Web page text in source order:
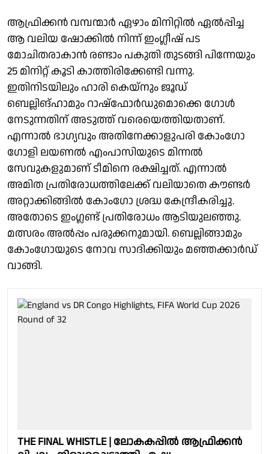
ആഫ്രിക്കൻ വമ്പന്മാർ ഏഴാം മിനിറ്റിൽ ഏൽപ്പിച്ച
ആ വലിയ ഷോക്കിൽ നിന്ന് ഇംഗ്ലീഷ് പട
മോചിതരാകാൻ രണ്ടാം പകുതി തുടങ്ങി പിന്നേയും
25 മിനിറ്റ് കൂടി കാത്തിരിക്കേണ്ടി വന്നു.
ഇതിനിടയിലും ഹാരി കെയ്നും ജൂഡ്
ബെല്ലിങ്ഹാമും റാഷ്ഫോർഡുമൊക്കെ ഗോൾ
നേടുന്നതിന് അടുത്ത് വരെയെത്തിയതാണ്.
എന്നാൽ ഭാഗ്യവും അതിനേക്കാളുപരി കോംഗോ
ഗോളി ലയണൽ എംപാസിയുടെ മിന്നൽ
സേവുകളുമാണ് ടീമിനെ രക്ഷിച്ചത്. എന്നാൽ
അമിത പ്രതിരോധത്തിലേക്ക് വലിയാതെ കൗണ്ടർ
അറ്റാക്കിങ്ങിൽ കോംഗോ ശ്രദ്ധ കേന്ദ്രീകരിച്ചു.
അതോടെ ഇംഗ്ലണ്ട് പ്രതിരോധം ആടിയുലഞ്ഞു.
മത്സരം അൽപ്പം പരുക്കനുമായി. ബെല്ലിങ്ങാമും
കോംഗോയുടെ നോവ സാദിക്കിയും മഞ്ഞക്കാർഡ്
വാങ്ങി.
THE FINAL WHISTLE | ലോകകപ്പിൽ ആഫ്രിക്കൻ